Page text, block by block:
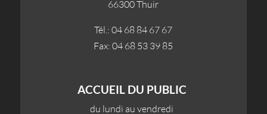
66300 Thuir
Tél.: 04 68 84 67 67
Fax: 04 68 53 39 85
ACCUEIL DU PUBLIC
du lundi au vendredi